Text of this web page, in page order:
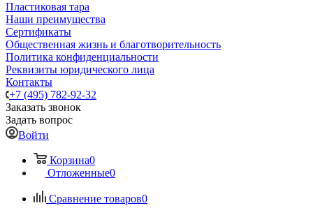
Пластиковая тара
Наши преимущества
Сертификаты
Общественная жизнь и благотворительность
Политика конфиденциальности
Реквизиты юридического лица
Контакты
+7 (495) 782-92-32
Заказать звонок
Задать вопрос
Войти
Корзина0
Отложенные0
Сравнение товаров0